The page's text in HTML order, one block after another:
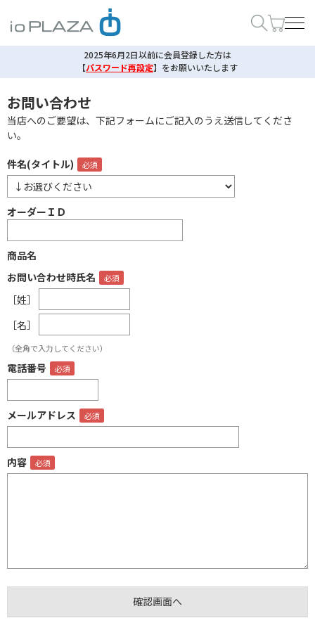
2025年6月2日以前に会員登録した方は
【パスワード再設定】 をお願いいたします
お問い合わせ
当店へのご要望は、下記フォームにご記入のうえ送信してくださ
い。
件名(タイトル)
オーダーＩＤ
商品名
お問い合わせ時氏名
［姓］
［名］
（全角で入力してください）
電話番号
メールアドレス
内容